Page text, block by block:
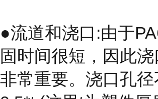
●流道和浇口:由于
固时间很短，因此
非常重要。浇口孔